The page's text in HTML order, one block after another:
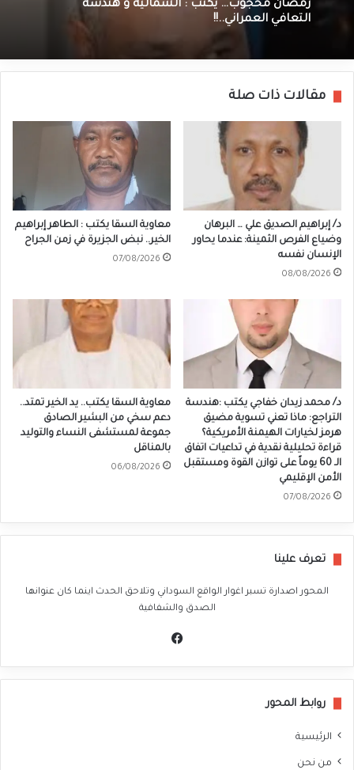
رمضان محجوب… يكتب : الشمالية و هندسة
التعافي العمراني..!!
مقالات ذات صلة
د/ إبراهيم الصديق علي … البرهان
وضياع الفرص الثمينة: عندما يحاور
الإنسان نفسه
08/08/2026
معاوية السقا يكتب : الطاهر إبراهيم
الخير.. نبض الجزيرة في زمن الجراح
07/08/2026
د/ محمد زيدان خفاجي يكتب :هندسة
التراجع: ماذا تعني تسوية مضيق
هرمز لخيارات الهيمنة الأمريكية؟
قراءة تحليلية نقدية في تداعيات اتفاق
الـ 60 يوماً على توازن القوة ومستقبل
الأمن الإقليمي
07/08/2026
معاوية السقا يكتب.. يد الخير تمتد..
دعم سخي من البشير الصادق
جموعة لمستشفى النساء والتوليد
بالمناقل
06/08/2026
تعرف علينا
المحور اصدارة تسبر اغوار الواقع السوداني وتلاحق الحدث اينما كان عنوانها
الصدق والشفافية
روابط المحور
الرئيسية
من نحن